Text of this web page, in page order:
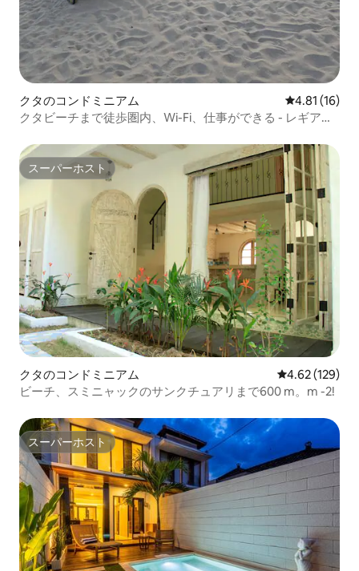
クタのコンドミニアム レビュー16
4.81 (16)
クタビーチまで徒歩圏内、Wi-Fi、仕事ができる - レギアン
スーパーホスト
スーパーホスト
クタのコンドミニアム レビュー129
4.62 (129)
ビーチ、スミニャックのサンクチュアリまで600 m。m -2!
スーパーホスト
スーパーホスト